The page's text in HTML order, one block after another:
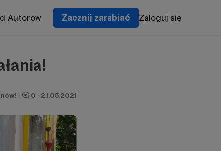
Autorów Zacznij zarabiać Zaloguj się
· 0 · 21.05.2021